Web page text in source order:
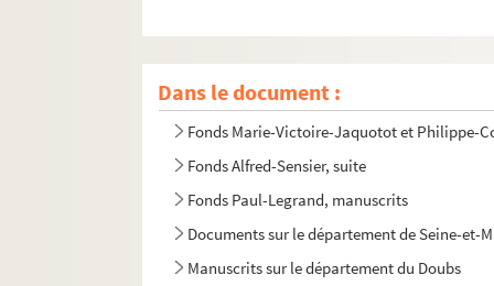
Dans le document :
Fonds Marie-Victoire-Jaquotot et Philippe-
Fonds Alfred-Sensier, suite
Fonds Paul-Legrand, manuscrits
Documents sur le département de Seine-et-
Manuscrits sur le département du Doubs